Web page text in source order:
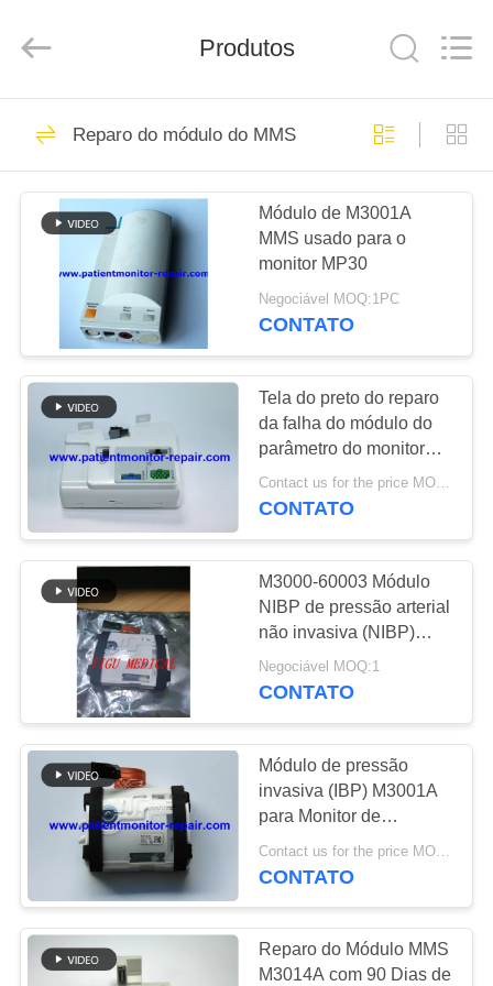
PARA
CASA
PRODUTOS
VÍDEOS
SOBRE
NÓS
VISITA
FÁBRICA
CONTROLE
QUALIDADE
CONTACTE-
NOS
SOLICITE UM
ORÇAMENTO
NEWS
Equipment
Service
Reparo do monitor
paciente
293
Reparo do módulo
do MMS
54
Peças de reparo do
monitor paciente
637
módulo do monitor
paciente
Produtos
Reparo do módulo do MMS
Módulo de M3001A
MMS usado para o
monitor MP30
Negociável MOQ:1PC
CONTATO
Tela do preto do reparo
da falha do módulo do
parâmetro do monitor
paciente de GE
DASH1800/DASH2500
Contact us for the price MOQ:1
CONTATO
M3000-60003 Módulo
NIBP de pressão arterial
não invasiva (NIBP)
para IntelliVue MP2/X2
/MP20 /MP30/ MP50/
Negociável MOQ:1
CONTATO
Módulo de pressão
invasiva (IBP) M3001A
para Monitor de
Paciente M3000-
60003/M3000-
Manutenção de
problemas
CONTATO
Reparo do Módulo MMS
M3014A com 90 Dias de